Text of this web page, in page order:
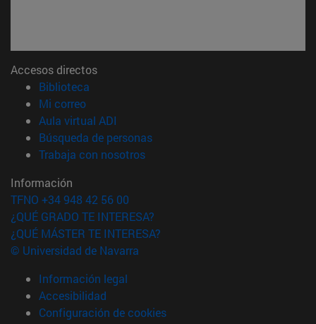
Accesos directos
Biblioteca
Mi correo(abre en nueva ventana)
Aula virtual ADI
Búsqueda de personas(abre en nueva ventana)
Trabaja con nosotros(abre en nueva ventana)
Información
TFNO +34 948 42 56 00
¿QUÉ GRADO TE INTERESA?
¿QUÉ MÁSTER TE INTERESA?
© Universidad de Navarra
Información legal
Accesibilidad
Configuración de cookies